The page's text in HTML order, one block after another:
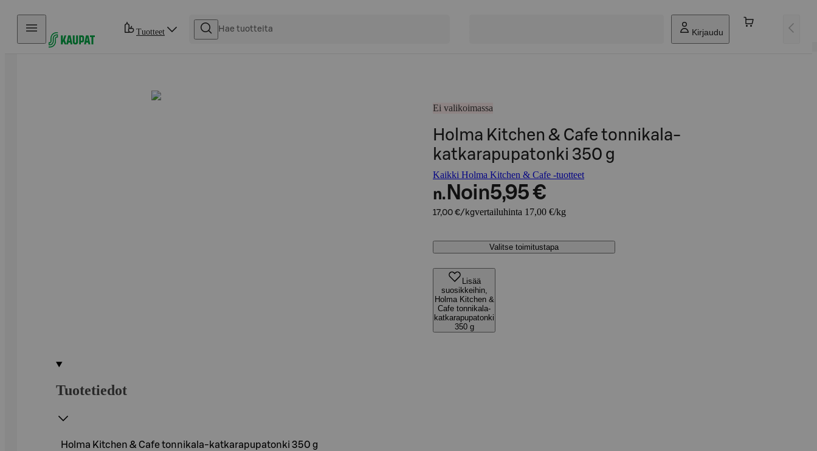
Hyppää sisältöön
Tuotteet Kirjaudu
Ei valikoimassa
Holma Kitchen & Cafe tonnikala-
katkarapupatonki 350 g
Kaikki Holma Kitchen & Cafe -tuotteet
n. Noin5,95 €
17,00 €/kgvertailuhinta 17,00 €/kg
Valitse toimitustapa
Lisää
suosikkeihin,
Holma Kitchen &
Cafe tonnikala-
katkarapupatonki
350 g
Tuotetiedot
Holma Kitchen & Cafe tonnikala-katkarapupatonki 350 g